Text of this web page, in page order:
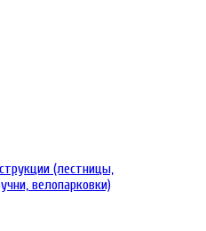
(лестницы,
велопарковки)